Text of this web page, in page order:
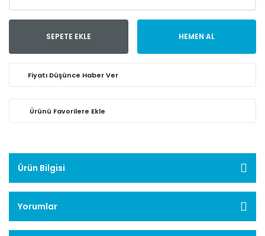
SEPETE EKLE HEMEN AL
Fiyatı Düşünce Haber Ver
Ürün Bilgisi
Yorumlar